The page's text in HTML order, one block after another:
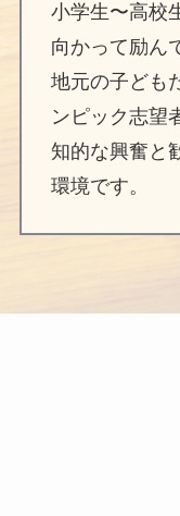
小学生〜高校
向かって励ん
地元の子ども
ンピック志望
知的な興奮と
環境です。